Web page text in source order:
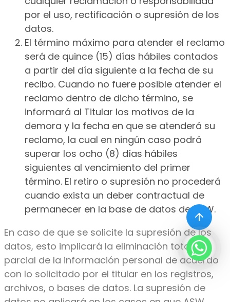
por el uso, rectificación o supresión de los
datos.
El término máximo para atender el reclamo
será de quince (15) días hábiles contados
a partir del día siguiente a la fecha de su
recibo. Cuando no fuere posible atender el
reclamo dentro de dicho término, se
informará al Titular los motivos de la
demora y la fecha en que se atenderá su
reclamo, la cual en ningún caso podrá
superar los ocho (8) días hábiles
siguientes al vencimiento del primer
término. El retiro o supresión no procederá
cuando exista un deber contractual de
permanecer en la base de datos de ASW.
En caso de que se solicite la supresión de los
datos, esto implicará la eliminación total o
parcial de la información personal de acuerdo
con lo solicitado por el titular en los registros,
archivos, o bases de datos. La supresión de